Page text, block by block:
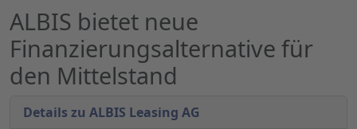
ALBIS bietet neue
Finanzierungsalternative für
den Mittelstand
Details zu ALBIS Leasing AG